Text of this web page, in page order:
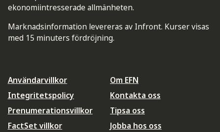
ekonomiintresserade allmänheten.
Marknadsinformation levereras av Infront. Kurser visas
med 15 minuters fördröjning.
Användarvillkor
Integritetspolicy
Prenumerationsvillkor
FactSet villkor
Om EFN
Kontakta oss
Tipsa oss
Jobba hos oss